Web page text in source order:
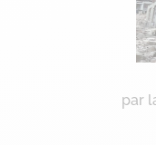
par